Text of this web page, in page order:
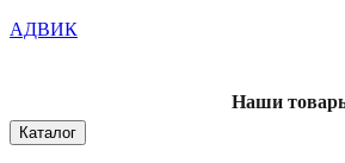
АДВИК
Наши
Каталог